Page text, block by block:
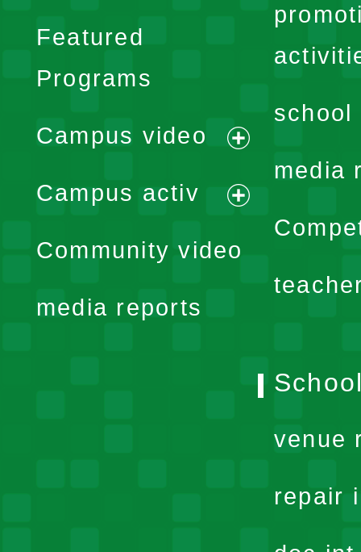
school
media
Featured
Programs
Campus video
expand
menu
Campus activ
expand
Community video
media reports
venue
repair